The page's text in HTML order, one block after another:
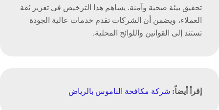
تحقيق بيئة صحية وآمنة. يساهم هذا الترخيص في تعزيز ثقة
العملاء، ويضمن أن الشركات تقدم خدمات عالية الجودة
تستند إلى القوانين واللوائح المحلية.
إقرأ أيضاً: شركة مكافحة الناموس بالرياض